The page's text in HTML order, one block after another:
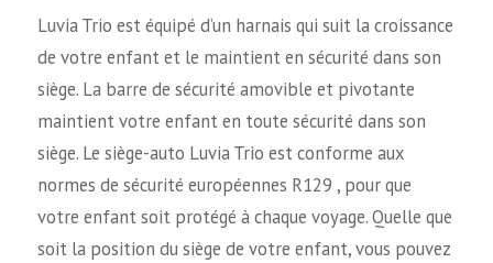
Luvia Trio est équipé d’un harnais qui suit la croissance
de votre enfant et le maintient en sécurité dans son
siège. La barre de sécurité amovible et pivotante
maintient votre enfant en toute sécurité dans son
siège. Le siège-auto Luvia Trio est conforme aux
normes de sécurité européennes R129 , pour que
votre enfant soit protégé à chaque voyage. Quelle que
soit la position du siège de votre enfant, vous pouvez